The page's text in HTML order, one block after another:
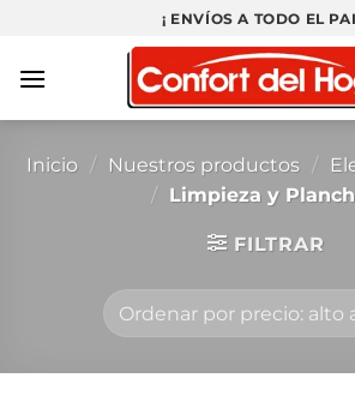
contenido
¡ ENVÍOS A TODO EL
Inicio / Nuestros productos /
/ Limpieza y
FILTRAR